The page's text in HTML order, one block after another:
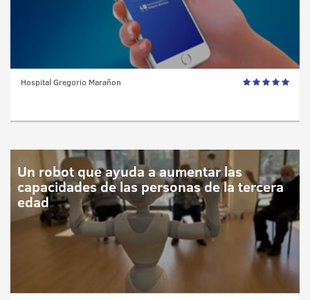
Hospital Gregorio Marañon
Un robot que ayuda a aumentar las
capacidades de las personas de la tercera
edad